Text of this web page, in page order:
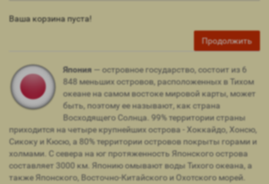
Ваша корзина пуста!
Продолжить
Япония — островное государство, состоит из 6
848 меньших островов, расположенных в Тихом
океане на самом востоке мировой карты, может
быть, поэтому ее называют, как страна
Восходящего Солнца. 99% территории страны
приходится на четыре крупнейших острова - Хоккайдо, Хонсю,
Сикоку и Кюсю, а 80% территории островов покрыты горами и
холмами. С севера на юг протяженность Японского острова
составляет 3000 км. Японию омывают воды Тихого океана, а
также Японского, Восточно-Китайского и Охотского морей.